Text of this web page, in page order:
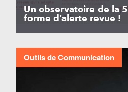
Un observatoire de la
forme d’alerte revue !
Outils de Communication